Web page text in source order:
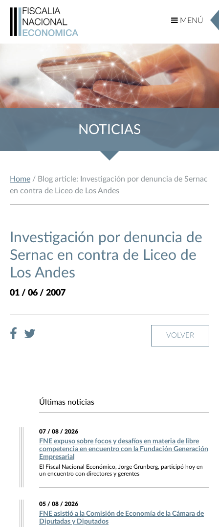
MENÚ
MENÚ
NOTICIAS
Home / Blog article: Investigación por denuncia de Sernac
en contra de Liceo de Los Andes
Investigación por denuncia de
Sernac en contra de Liceo de
Los Andes
01 / 06 / 2007
VOLVER
Últimas noticias
07 / 08 / 2026
FNE expuso sobre focos y desafíos en materia de libre
competencia en encuentro con la Fundación Generación
Empresarial
El Fiscal Nacional Económico, Jorge Grunberg, participó hoy en
un encuentro con directores y gerentes
05 / 08 / 2026
FNE asistió a la Comisión de Economía de la Cámara de
Diputadas y Diputados